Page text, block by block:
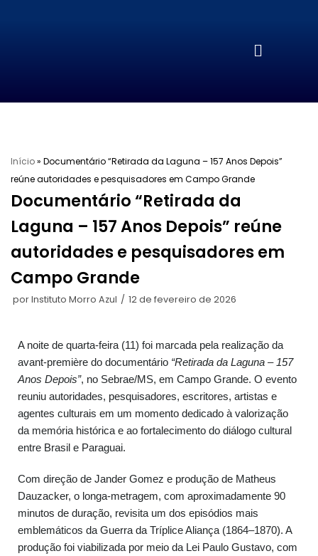
Início» Documentário “Retirada da Laguna – 157 Anos Depois”
reúne autoridades e pesquisadores em Campo Grande
Documentário “Retirada da
Laguna – 157 Anos Depois” reúne
autoridades e pesquisadores em
Campo Grande
porInstituto Morro Azul 12 de fevereiro de 2026
A noite de quarta-feira (11) foi marcada pela realização da
avant-première do documentário “Retirada da Laguna – 157
Anos Depois”, no Sebrae/MS, em Campo Grande. O evento
reuniu autoridades, pesquisadores, escritores, artistas e
agentes culturais em um momento dedicado à valorização
da memória histórica e ao fortalecimento do diálogo cultural
entre Brasil e Paraguai.
Com direção de Jander Gomez e produção de Matheus
Dauzacker, o longa-metragem, com aproximadamente 90
minutos de duração, revisita um dos episódios mais
emblemáticos da Guerra da Tríplice Aliança (1864–1870). A
produção foi viabilizada por meio da Lei Paulo Gustavo, com